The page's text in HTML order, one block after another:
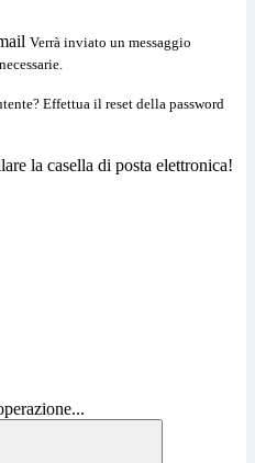
Verrà inviato un messaggio
Effettua il reset della password
la casella di posta elettronica!